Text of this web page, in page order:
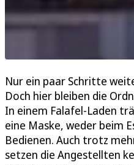
Nur ein paar Schritte
Doch hier bleiben die
In einem Falafel-Laden
eine Maske, weder beim
Bedienen. Auch trotz
setzen die Angestellten